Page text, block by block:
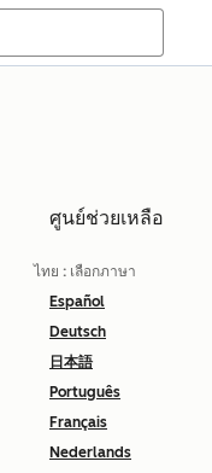
ศูนย์ช่วยเหลือ
ไทย : เลือกภาษา
Español
Deutsch
日本語
Português
Français
Nederlands